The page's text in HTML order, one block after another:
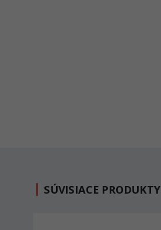
SÚVISIACE PRODUKTY